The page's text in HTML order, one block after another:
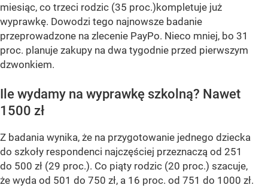
miesiąc, co trzeci rodzic (35 proc.)kompletuje już
wyprawkę. Dowodzi tego najnowsze badanie
przeprowadzone na zlecenie PayPo. Nieco mniej, bo 31
proc. planuje zakupy na dwa tygodnie przed pierwszym
dzwonkiem.
Ile wydamy na wyprawkę szkolną? Nawet
1500 zł
Z badania wynika, że na przygotowanie jednego dziecka
do szkoły respondenci najczęściej przeznaczą od 251
do 500 zł (29 proc.). Co piąty rodzic (20 proc.) szacuje,
że wyda od 501 do 750 zł, a 16 proc. od 751 do 1000 zł.